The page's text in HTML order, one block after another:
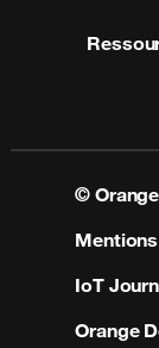
©
IoT
Orange